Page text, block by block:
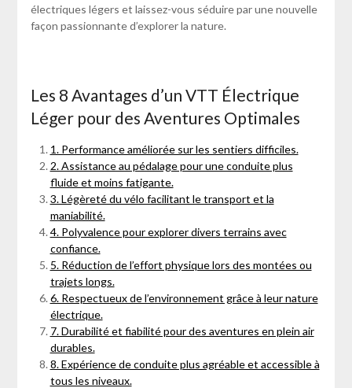
électriques légers et laissez-vous séduire par une nouvelle
façon passionnante d’explorer la nature.
Les 8 Avantages d’un VTT Électrique
Léger pour des Aventures Optimales
1. Performance améliorée sur les sentiers difficiles.
2. Assistance au pédalage pour une conduite plus
fluide et moins fatigante.
3. Légèreté du vélo facilitant le transport et la
maniabilité.
4. Polyvalence pour explorer divers terrains avec
confiance.
5. Réduction de l’effort physique lors des montées ou
trajets longs.
6. Respectueux de l’environnement grâce à leur nature
électrique.
7. Durabilité et fiabilité pour des aventures en plein air
durables.
8. Expérience de conduite plus agréable et accessible à
tous les niveaux.